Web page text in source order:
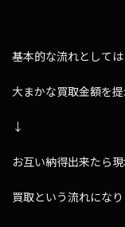
基本的な流れとして
大まかな買取金額を
↓
お互い納得出来たら
買取という流れになり